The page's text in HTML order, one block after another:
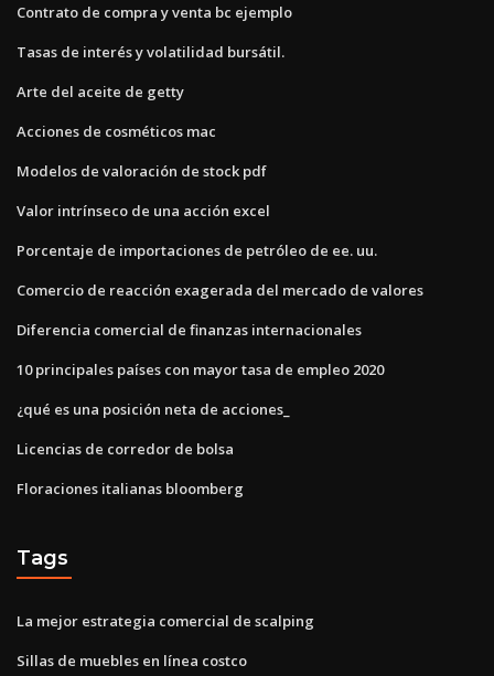
Contrato de compra y venta bc ejemplo
Tasas de interés y volatilidad bursátil.
Arte del aceite de getty
Acciones de cosméticos mac
Modelos de valoración de stock pdf
Valor intrínseco de una acción excel
Porcentaje de importaciones de petróleo de ee. uu.
Comercio de reacción exagerada del mercado de valores
Diferencia comercial de finanzas internacionales
10 principales países con mayor tasa de empleo 2020
¿qué es una posición neta de acciones_
Licencias de corredor de bolsa
Floraciones italianas bloomberg
Tags
La mejor estrategia comercial de scalping
Sillas de muebles en línea costco